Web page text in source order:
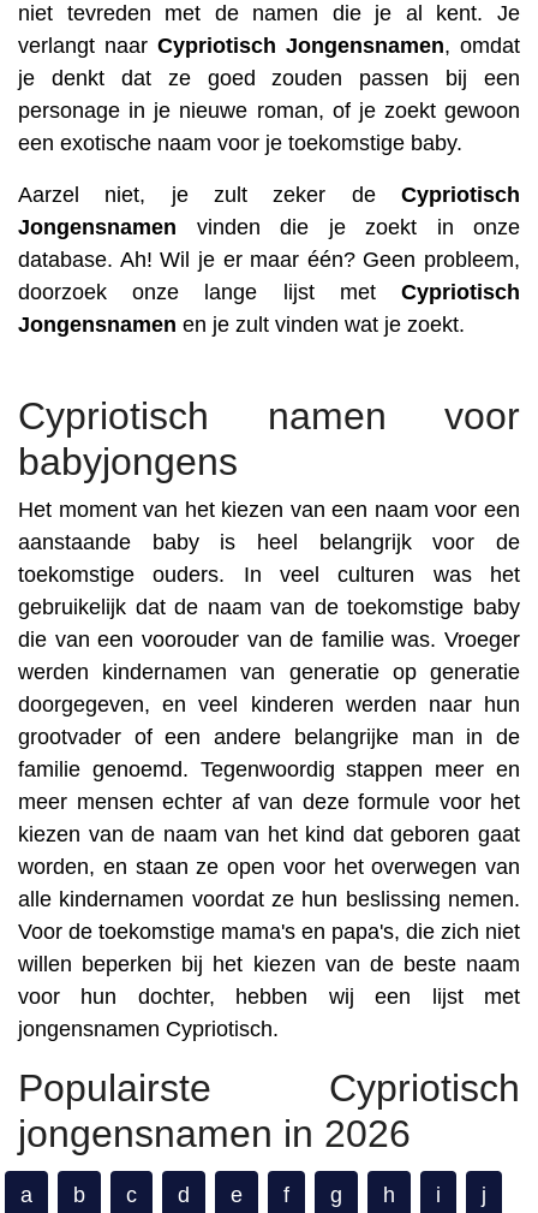
niet tevreden met de namen die je al kent. Je
verlangt naar Cypriotisch Jongensnamen, omdat
je denkt dat ze goed zouden passen bij een
personage in je nieuwe roman, of je zoekt gewoon
een exotische naam voor je toekomstige baby.
Aarzel niet, je zult zeker de Cypriotisch
Jongensnamen vinden die je zoekt in onze
database. Ah! Wil je er maar één? Geen probleem,
doorzoek onze lange lijst met Cypriotisch
Jongensnamen en je zult vinden wat je zoekt.
Cypriotisch namen voor
babyjongens
Het moment van het kiezen van een naam voor een
aanstaande baby is heel belangrijk voor de
toekomstige ouders. In veel culturen was het
gebruikelijk dat de naam van de toekomstige baby
die van een voorouder van de familie was. Vroeger
werden kindernamen van generatie op generatie
doorgegeven, en veel kinderen werden naar hun
grootvader of een andere belangrijke man in de
familie genoemd. Tegenwoordig stappen meer en
meer mensen echter af van deze formule voor het
kiezen van de naam van het kind dat geboren gaat
worden, en staan ze open voor het overwegen van
alle kindernamen voordat ze hun beslissing nemen.
Voor de toekomstige mama's en papa's, die zich niet
willen beperken bij het kiezen van de beste naam
voor hun dochter, hebben wij een lijst met
jongensnamen Cypriotisch.
Populairste Cypriotisch
jongensnamen in 2026
a b c d e f g h i j